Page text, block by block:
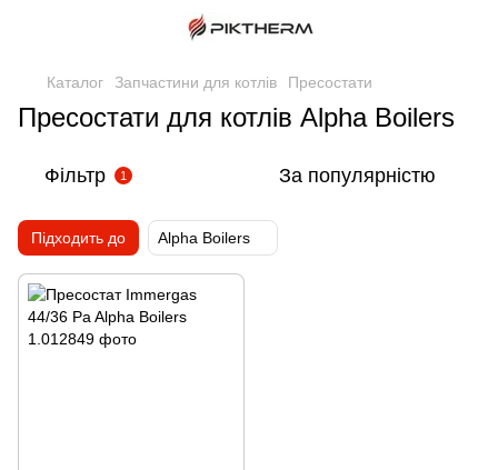
Каталог Запчастини для котлів Пресостати
Пресостати для котлів Alpha Boilers
Фільтр 1 За популярністю
Підходить до Alpha Boilers